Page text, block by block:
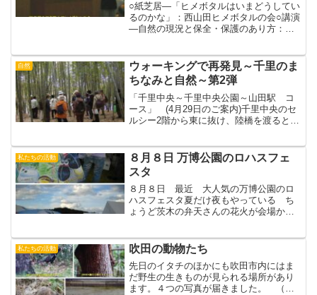
○紙芝居―「ヒメボタルはいまどうしてい
るのかな」：西山田ヒメボタルの会○講演
―自然の現況と保全・保護のあり方：武
環境学習協会）緑地回復を求める市民の
メッセージ○紙芝...
自然
ウォーキングで再発見～千里のま
ちなみと自然～第2弾
「千里中央～千里中央公園～山田駅 コ
ース」 (4月29日のご案内)千里中央のセ
ルシー2階から東に抜け、陸橋を渡ると素
ゆたかで歩くだけでも楽しいコースで
す。コースの途中、...
私たちの活動
８月８日 万博公園のロハスフェ
スタ
８月８日 最近 大人気の万博公園のロ
ハスフェスタ夏だけ夜もやっている ち
ょうど茨木の弁天さんの花火が会場から
０枚持って行ってきた環境を考えるロハ
スフェスタ お客さんもそ...
私たちの活動 吹田の動物たち
先日のイタチのほかにも吹田市内にはま
だ野生の生きものが見られる場所があり
ます。４つの写真が届きました。 （お